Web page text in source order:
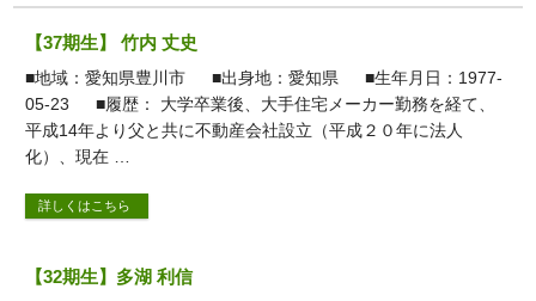
【37期生】 竹内 丈史
■地域：愛知県豊川市 ■出身地：愛知県 ■生年月日：1977-
05-23 ■履歴： 大学卒業後、大手住宅メーカー勤務を経て、
平成14年より父と共に不動産会社設立（平成２０年に法人
化）、現在 …
詳しくはこちら
【32期生】多湖 利信